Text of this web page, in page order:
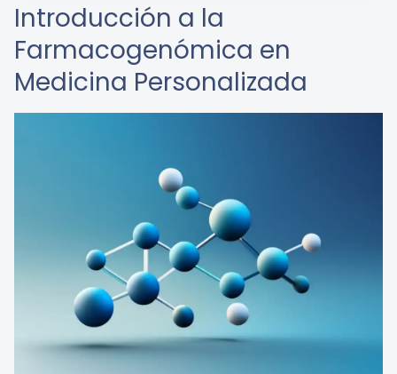
Introducción a la
Farmacogenómica en
Medicina Personalizada